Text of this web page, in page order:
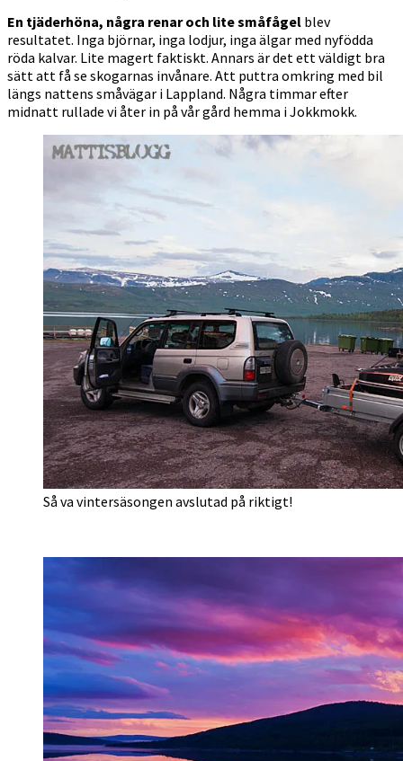
En tjäderhöna, några renar och lite småfågel blev
resultatet. Inga björnar, inga lodjur, inga älgar med nyfödda
röda kalvar. Lite magert faktiskt. Annars är det ett väldigt bra
sätt att få se skogarnas invånare. Att puttra omkring med bil
längs nattens småvägar i Lappland. Några timmar efter
midnatt rullade vi åter in på vår gård hemma i Jokkmokk.
Så va vintersäsongen avslutad på riktigt!